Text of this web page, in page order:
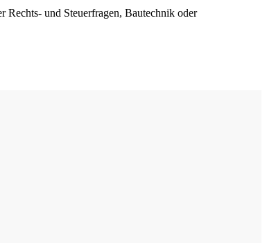
Rechts- und Steuerfragen, Bautechnik oder